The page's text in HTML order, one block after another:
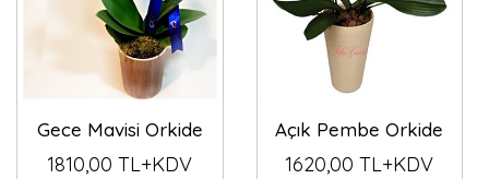
Gece Mavisi Orkide
1810,00 TL+KDV
Açık Pembe Orkide
1620,00 TL+KDV